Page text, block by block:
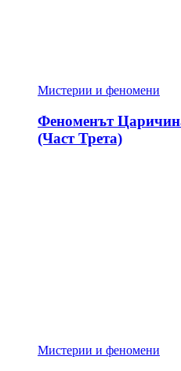
Мистерии и феномени
Феноменът
(Част Трета)
Мистерии и феномени